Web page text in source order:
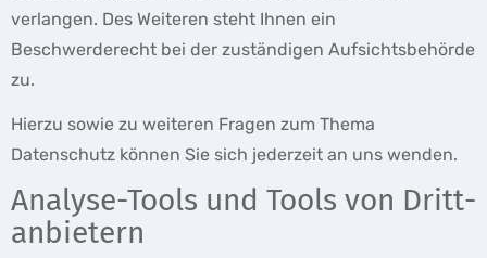
verlangen. Des Weiteren steht Ihnen ein
Beschwerderecht bei der zuständigen Aufsichtsbehörde
zu.
Hierzu sowie zu weiteren Fragen zum Thema
Datenschutz können Sie sich jederzeit an uns wenden.
Analyse-Tools und Tools von Dritt­
anbietern